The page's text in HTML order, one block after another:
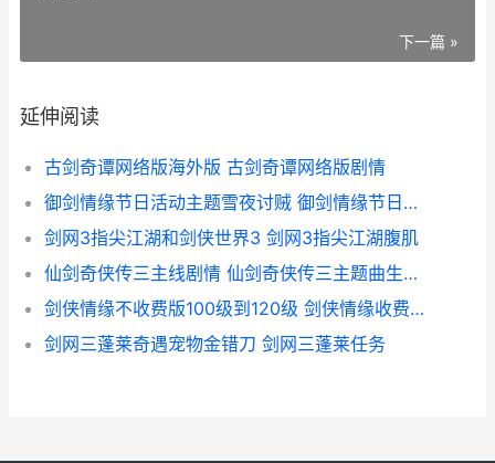
下一篇 »
延伸阅读
古剑奇谭网络版海外版 古剑奇谭网络版剧情
御剑情缘节日活动主题雪夜讨贼 御剑情缘节日活动迷镜怎么做
剑网3指尖江湖和剑侠世界3 剑网3指尖江湖腹肌
仙剑奇侠传三主线剧情 仙剑奇侠传三主题曲生生世世爱
剑侠情缘不收费版100级到120级 剑侠情缘收费区有人吗
剑网三蓬莱奇遇宠物金错刀 剑网三蓬莱任务